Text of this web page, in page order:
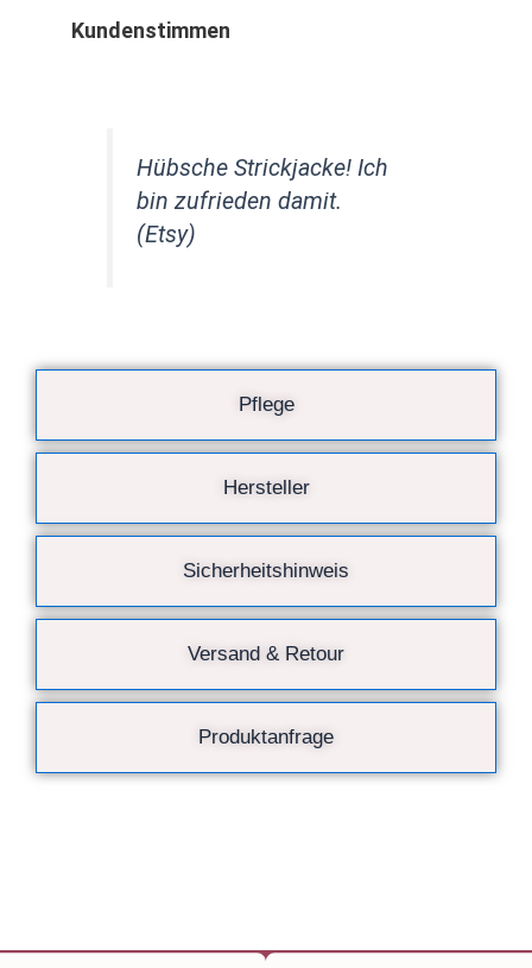
Pflege
Hersteller
Sicherheitshinweis
Versand & Retour
Produktanfrage
Kundenstimmen
Hübsche Strickjacke! Ich
bin zufrieden damit.
(Etsy)